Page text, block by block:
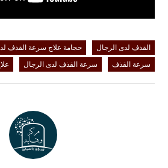
القذف لدى الرجال
حجامة علاج سرعة القذف
سرعة القذف
سرعة القذف لدى الرجال